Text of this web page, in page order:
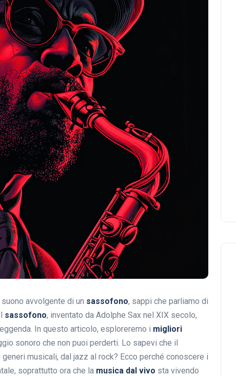
avvolgente di un sassofono, sappi che parliamo di
sassofono, inventato da Adolphe Sax nel XIX secolo,
In questo articolo, esploreremo i migliori
sonoro che non puoi perderti. Lo sapevi che il
musicali, dal jazz al rock? Ecco perché conoscere i
soprattutto ora che la musica dal vivo sta vivendo
Musica